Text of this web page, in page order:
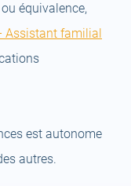
équivalence,
Assistant familial
est autonome
autres.